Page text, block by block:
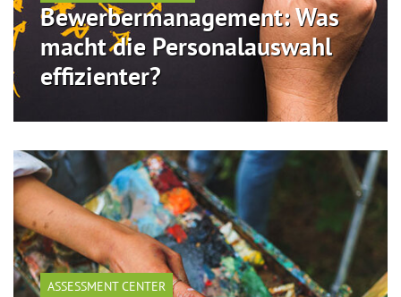
Bewerbermanagement: Was
macht die Personalauswahl
effizienter?
ASSESSMENT CENTER